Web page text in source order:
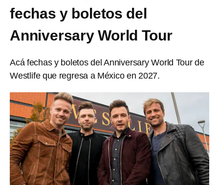
fechas y boletos del
Anniversary World Tour
Acá fechas y boletos del Anniversary World Tour de
Westlife que regresa a México en 2027.